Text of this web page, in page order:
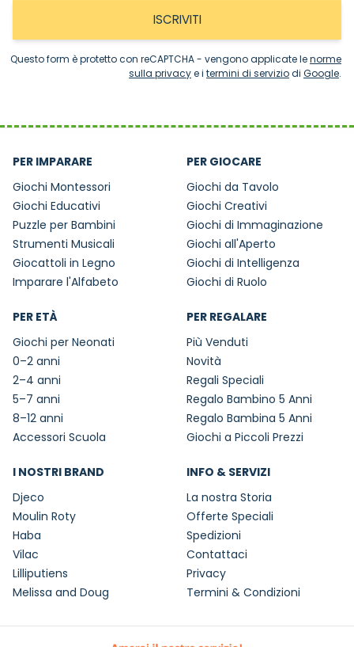
ISCRIVITI
Questo form è protetto con reCAPTCHA - vengono applicate lenorme
sulla privacye i termini di serviziodi Google.
PER IMPARARE
Giochi Montessori
Giochi Educativi
Puzzle per Bambini
Strumenti Musicali
Giocattoli in Legno
Imparare l'Alfabeto
PER GIOCARE
Giochi da Tavolo
Giochi Creativi
Giochi di Immaginazione
Giochi all'Aperto
Giochi di Intelligenza
Giochi di Ruolo
PER ETÀ
Giochi per Neonati
0–2 anni
2–4 anni
5–7 anni
8–12 anni
Accessori Scuola
PER REGALARE
Più Venduti
Novità
Regali Speciali
Regalo Bambino 5 Anni
Regalo Bambina 5 Anni
Giochi a Piccoli Prezzi
I NOSTRI BRAND
Djeco
Moulin Roty
Haba
Vilac
Lilliputiens
Melissa and Doug
INFO & SERVIZI
La nostra Storia
Offerte Speciali
Spedizioni
Contattaci
Privacy
Termini & Condizioni